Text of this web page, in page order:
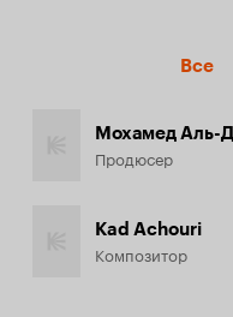
Все
Мохамед Аль-
Продюсер
Kad Achouri
Композитор